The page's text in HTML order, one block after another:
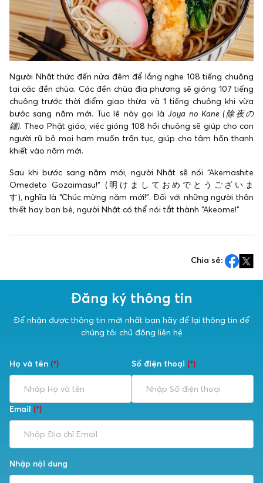
Người Nhật thức đến nửa đêm để lắng nghe 108 tiếng chuông
tại các đền chùa. Các đền chùa địa phương sẽ gióng 107 tiếng
chuông trước thời điểm giao thừa và 1 tiếng chuông khi vừa
bước sang năm mới. Tục lệ này gọi làJoya no Kane (除夜の
鐘). Theo Phật giáo, việc gióng 108 hồi chuông sẽ giúp cho con
người rũ bỏ mọi ham muốn trần tục, giúp cho tâm hồn thanh
khiết vào năm mới.
Sau khi bước sang năm mới, người Nhật sẽ nói “Akemashite
Omedeto Gozaimasu!“ (明けましておめでとうございま
す), nghĩa là “Chúc mừng năm mới!”. Đối với những người thân
thiết hay bạn bè, người Nhật có thể nói tắt thành “Akeome!”
Chia sẻ:
Đăng ký thông tin
Để nhận được thông tin mới nhất bạn hãy để lại thông tin để
chúng tôi chủ động liên hệ
Họ và tên (*) Số điện thoại (*)
Email (*)
Nhập nội dung